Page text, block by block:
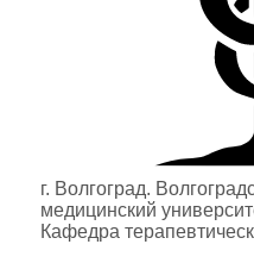
г. Волгоград.
медицинский
Кафедра